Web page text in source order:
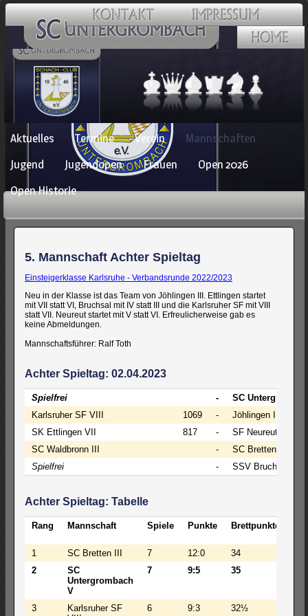
Navigation
überspringen
Aktuelles Termine Verein
Mannschaften
Jugend
Jugendopen Frauen
Open 2026
Open Historie
5. Mannschaft Achter Spieltag
Einsteigerklasse Karlsruhe - Verbandsrunde 2022/2023
Neu in der Klasse ist das Team von Jöhlingen III. Ettlingen startet
mit VII statt VI, Bruchsal mit IV statt III und die Karlsruher SF mit VIII
statt VII. Neureut startet mit V statt VI. Erfreulicherweise gab es
keine Abmeldungen.
Mannschaftsführer: Ralf Toth
Achter Spieltag: 02.04.2023
Spielfrei -
SC
Karlsruher SF VIII
1069 -
Jöhlingen III
SK Ettlingen VII
817 -
SF Neureut V
SC Waldbronn III
-
SC Bretten III
Spielfrei
- SSV Bruchsal IV
Achter Spieltag: Tabelle
Rang Mannschaft Spiele Punkte Brettpunkte
1 SC Bretten III 7 12:0 34
2
SC
Untergrombach
V
7 9:5 35
3
Karlsruher SF
6 9:3 32½